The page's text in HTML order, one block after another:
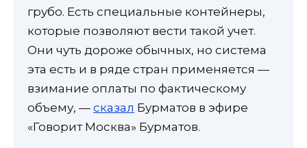
грубо. Есть специальные контейнеры,
которые позволяют вести такой учет.
Они чуть дороже обычных, но система
эта есть и в ряде стран применяется —
взимание оплаты по фактическому
объему, — сказал Бурматов в эфире
«Говорит Москва» Бурматов.